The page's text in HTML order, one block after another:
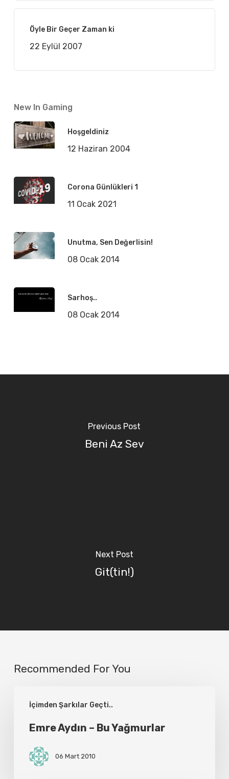
Öyle Bir Geçer Zaman ki
22 Eylül 2007
New In Gaming
Hoşgeldiniz
12 Haziran 2004
Corona Günlükleri 1
11 Ocak 2021
Unutma, Sen Değerlisin!
08 Ocak 2014
Sarhoş..
08 Ocak 2014
Previous Post
Beni Az Sev
Next Post
Git(tin!)
Recommended For You
İçimden Şarkılar Geçti..
Aydın
Yağmurlar
Emre Aydın – Bu Yağmurlar
06 Mart 2010